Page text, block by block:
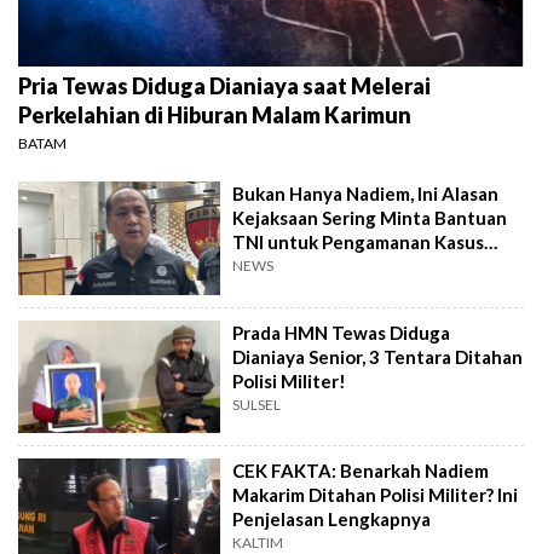
Pria Tewas Diduga Dianiaya saat Melerai
Perkelahian di Hiburan Malam Karimun
BATAM
Bukan Hanya Nadiem, Ini Alasan
Kejaksaan Sering Minta Bantuan
TNI untuk Pengamanan Kasus
Korupsi
NEWS
Prada HMN Tewas Diduga
Dianiaya Senior, 3 Tentara Ditahan
Polisi Militer!
SULSEL
CEK FAKTA: Benarkah Nadiem
Makarim Ditahan Polisi Militer? Ini
Penjelasan Lengkapnya
KALTIM